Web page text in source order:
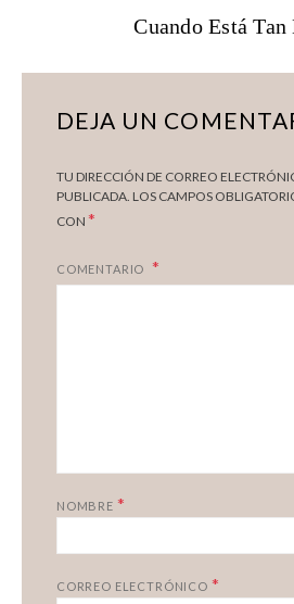
Cuando Está Tan
DEJA UN
TU DIRECCIÓN DE CORREO
PUBLICADA. LOS CAMPOS
CON *
COMENTARIO
NOMBRE *
CORREO ELECTRÓNICO *